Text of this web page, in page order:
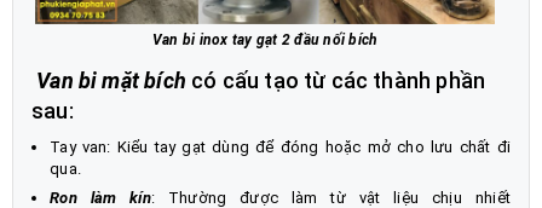
Van bi inox tay gạt 2 đầu nối bích
Van bi mặt bích có cấu tạo từ các thành phần
sau:
Tay van: Kiểu tay gạt dùng để đóng hoặc mở cho lưu chất đi
qua.
Ron làm kín: Thường được làm từ vật liệu chịu nhiết